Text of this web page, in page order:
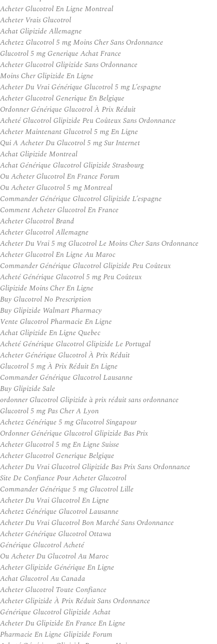
Acheter Glucotrol En Ligne Montreal
Acheter Vrais Glucotrol
Achat Glipizide Allemagne
Achetez Glucotrol 5 mg Moins Cher Sans Ordonnance
Glucotrol 5 mg Generique Achat France
Acheter Glucotrol Glipizide Sans Ordonnance
Moins Cher Glipizide En Ligne
Acheter Du Vrai Générique Glucotrol 5 mg L’espagne
Acheter Glucotrol Generique En Belgique
Ordonner Générique Glucotrol À Prix Réduit
Acheté Glucotrol Glipizide Peu Coûteux Sans Ordonnance
Acheter Maintenant Glucotrol 5 mg En Ligne
Qui A Acheter Du Glucotrol 5 mg Sur Internet
Achat Glipizide Montreal
Achat Générique Glucotrol Glipizide Strasbourg
Ou Acheter Glucotrol En France Forum
Ou Acheter Glucotrol 5 mg Montreal
Commander Générique Glucotrol Glipizide L’espagne
Comment Acheter Glucotrol En France
Acheter Glucotrol Brand
Acheter Glucotrol Allemagne
Acheter Du Vrai 5 mg Glucotrol Le Moins Cher Sans Ordonnance
Acheter Glucotrol En Ligne Au Maroc
Commander Générique Glucotrol Glipizide Peu Coûteux
Acheté Générique Glucotrol 5 mg Peu Coûteux
Glipizide Moins Cher En Ligne
Buy Glucotrol No Prescription
Buy Glipizide Walmart Pharmacy
Vente Glucotrol Pharmacie En Ligne
Achat Glipizide En Ligne Quebec
Acheté Générique Glucotrol Glipizide Le Portugal
Acheter Générique Glucotrol À Prix Réduit
Glucotrol 5 mg À Prix Réduit En Ligne
Commander Générique Glucotrol Lausanne
Buy Glipizide Sale
ordonner Glucotrol Glipizide à prix réduit sans ordonnance
Glucotrol 5 mg Pas Cher A Lyon
Achetez Générique 5 mg Glucotrol Singapour
Ordonner Générique Glucotrol Glipizide Bas Prix
Acheter Glucotrol 5 mg En Ligne Suisse
Acheter Glucotrol Generique Belgique
Acheter Du Vrai Glucotrol Glipizide Bas Prix Sans Ordonnance
Site De Confiance Pour Acheter Glucotrol
Commander Générique 5 mg Glucotrol Lille
Acheter Du Vrai Glucotrol En Ligne
Achetez Générique Glucotrol Lausanne
Acheter Du Vrai Glucotrol Bon Marché Sans Ordonnance
Acheter Générique Glucotrol Ottawa
Générique Glucotrol Acheté
Ou Acheter Du Glucotrol Au Maroc
Acheter Glipizide Générique En Ligne
Achat Glucotrol Au Canada
Acheter Glucotrol Toute Confiance
Acheter Glipizide À Prix Réduit Sans Ordonnance
Générique Glucotrol Glipizide Achat
Acheter Du Glipizide En France En Ligne
Pharmacie En Ligne Glipizide Forum